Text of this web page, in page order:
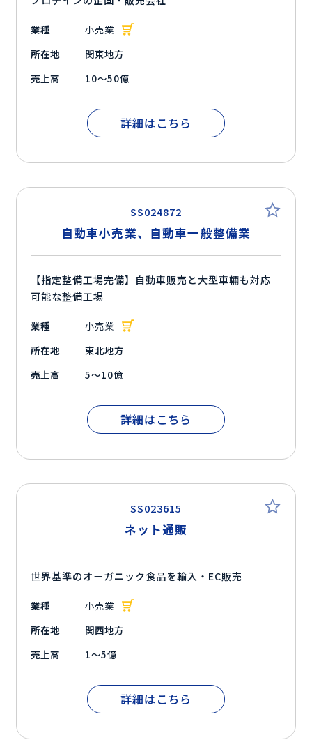
業種
小売業
所在地
関東地方
売上高
10～50億
詳細はこちら
SS024872
自動車小売業、自動車一般整備業
【指定整備工場完備】自動車販売と大型車輛も対応
可能な整備工場
業種
小売業
所在地
東北地方
売上高
5～10億
詳細はこちら
SS023615
ネット通販
世界基準のオーガニック食品を輸入・EC販売
業種
小売業
所在地
関西地方
売上高
1～5億
詳細はこちら